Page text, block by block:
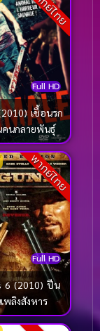
Full HD
เชื้อนรก
คนกลายพันธุ์
พากย์ไทย
Full HD
6 (2010) ปืน
พลิงสังหาร